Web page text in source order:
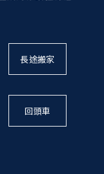
長途搬家
回頭車